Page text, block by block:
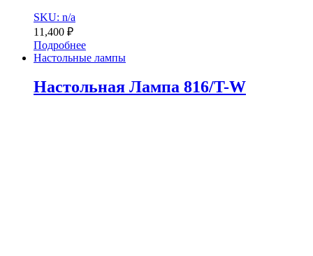
SKU: n/a
11,400 ₽
Подробнее
Настольные лампы
Настольная Лампа 816/T-W